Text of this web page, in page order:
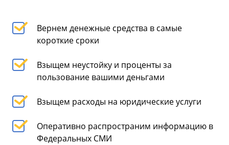
Вернем денежные средства в самые
короткие сроки
Взыщем неустойку и проценты за
пользование вашими деньгами
Взыщем расходы на юридические услуги
Оперативно распространим информацию в
Федеральных СМИ